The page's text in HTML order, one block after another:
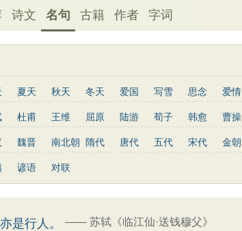
诗文 名句 古籍 作者 字词
夏天 秋天 冬天 爱国 写雪 思念 爱情
感恩 写风 西湖 读书 菊花 长江 黄河
节 七夕节
幼学琼林 警世通言
杜甫 王维 屈原 陆游 荀子 韩愈 曹操
王勃 岳飞 朱熹 岑参 姜夔 孟郊 韦庄
祥 柳宗元 曾国藩 韦应物 刘长卿 司马光
昂 周邦彦 张九龄 骆宾王 王守仁 关汉卿
魏晋 南北朝 隋代 唐代 五代 宋代 金朝
谚语 对联
是行人。 —— 苏轼《临江仙·送钱穆父》